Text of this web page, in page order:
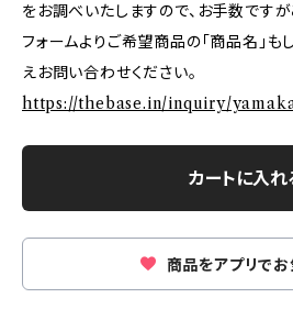
をお調べいたしますので、お手数です
フォームよりご希望商品の「商品名」も
えお問い合わせください。
https://thebase.in/inquiry/
カートに入れ
商品をアプリで